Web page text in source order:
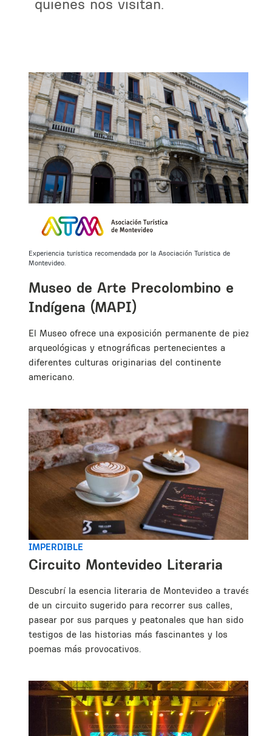
quienes nos visitan.
Experiencia turística recomendada por la Asociación Turística de
Montevideo.
Museo de Arte Precolombino e
Indígena (MAPI)
El Museo ofrece una exposición permanente de piezas
arqueológicas y etnográficas pertenecientes a
diferentes culturas originarias del continente
americano.
IMPERDIBLE
Circuito Montevideo Literaria
Descubrí la esencia literaria de Montevideo a través
de un circuito sugerido para recorrer sus calles,
pasear por sus parques y peatonales que han sido
testigos de las historias más fascinantes y los
poemas más provocativos.